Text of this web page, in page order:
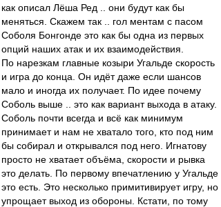
как описал Лёша Ред .. они будут как бы
меняться. Скажем так .. гол ментам с пасом
Соболя Бонгонде это как бы одна из первых
опций наших атак и их взаимодействия.
По нарезкам главные козыри Угальде скорость
и игра до конца. Он идёт даже если шансов
мало и иногда их получает. По идее почему
Соболь выше .. это как вариант выхода в атаку.
Соболь почти всегда и всё как минимум
принимает и нам не хватало того, кто под ним
бы собирал и открывался под него. Игнатову
просто не хватает объёма, скорости и рывка
это делать. По первому впечатлению у Угальде
это есть. Это несколько примитивирует игру, но
упрощает выход из обороны. Кстати, по тому